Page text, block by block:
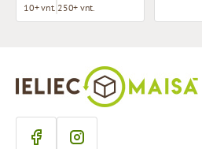
10+ vnt. 250+ vnt.